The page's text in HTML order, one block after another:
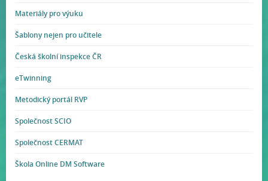
Materiály pro výuku
Šablony nejen pro učitele
Česká školní inspekce ČR
eTwinning
Metodický portál RVP
Společnost SCIO
Společnost CERMAT
Škola Online DM Software